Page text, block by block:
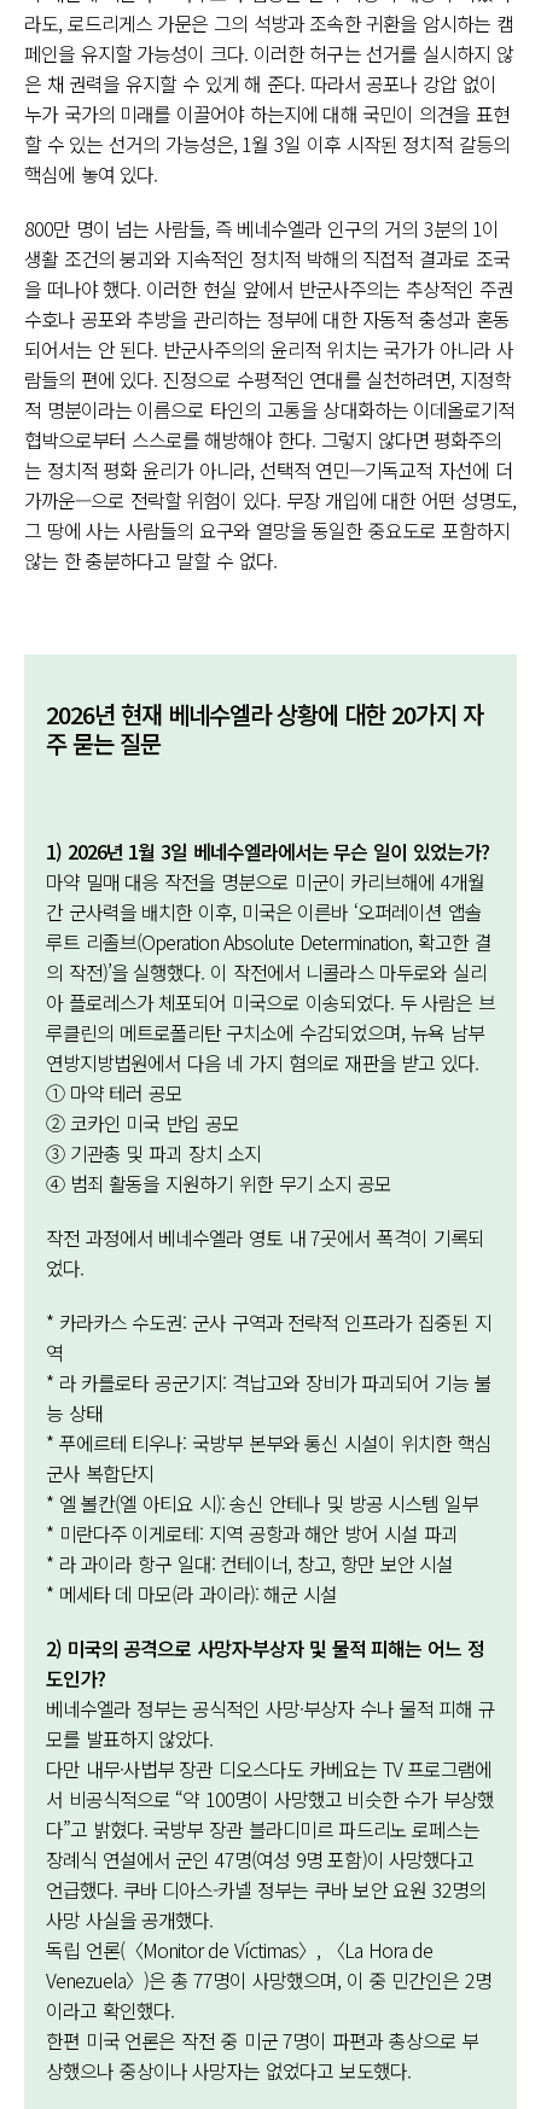
라도, 로드리게스 가문은 그의 석방과 조속한 귀환을 암시하는 캠
페인을 유지할 가능성이 크다. 이러한 허구는 선거를 실시하지 않
은 채 권력을 유지할 수 있게 해 준다. 따라서 공포나 강압 없이
누가 국가의 미래를 이끌어야 하는지에 대해 국민이 의견을 표현
할 수 있는 선거의 가능성은, 1월 3일 이후 시작된 정치적 갈등의
핵심에 놓여 있다.
800만 명이 넘는 사람들, 즉 베네수엘라 인구의 거의 3분의 1이
생활 조건의 붕괴와 지속적인 정치적 박해의 직접적 결과로 조국
을 떠나야 했다. 이러한 현실 앞에서 반군사주의는 추상적인 주권
수호나 공포와 추방을 관리하는 정부에 대한 자동적 충성과 혼동
되어서는 안 된다. 반군사주의의 윤리적 위치는 국가가 아니라 사
람들의 편에 있다. 진정으로 수평적인 연대를 실천하려면, 지정학
적 명분이라는 이름으로 타인의 고통을 상대화하는 이데올로기적
협박으로부터 스스로를 해방해야 한다. 그렇지 않다면 평화주의
는 정치적 평화 윤리가 아니라, 선택적 연민—기독교적 자선에 더
가까운—으로 전락할 위험이 있다. 무장 개입에 대한 어떤 성명도,
그 땅에 사는 사람들의 요구와 열망을 동일한 중요도로 포함하지
않는 한 충분하다고 말할 수 없다.
2026년 현재 베네수엘라 상황에 대한 20가지 자
주 묻는 질문
1) 2026년 1월 3일 베네수엘라에서는 무슨 일이 있었는가?
마약 밀매 대응 작전을 명분으로 미군이 카리브해에 4개월
간 군사력을 배치한 이후, 미국은 이른바 ‘오퍼레이션 앱솔
루트 리졸브(Operation Absolute Determination, 확고한 결
의 작전)’을 실행했다. 이 작전에서 니콜라스 마두로와 실리
아 플로레스가 체포되어 미국으로 이송되었다. 두 사람은 브
루클린의 메트로폴리탄 구치소에 수감되었으며, 뉴욕 남부
연방지방법원에서 다음 네 가지 혐의로 재판을 받고 있다.
① 마약 테러 공모
② 코카인 미국 반입 공모
③ 기관총 및 파괴 장치 소지
④ 범죄 활동을 지원하기 위한 무기 소지 공모
작전 과정에서 베네수엘라 영토 내 7곳에서 폭격이 기록되
었다.
* 카라카스 수도권: 군사 구역과 전략적 인프라가 집중된 지
역
* 라 카를로타 공군기지: 격납고와 장비가 파괴되어 기능 불
능 상태
* 푸에르테 티우나: 국방부 본부와 통신 시설이 위치한 핵심
군사 복합단지
* 엘 볼칸(엘 아티요 시): 송신 안테나 및 방공 시스템 일부
* 미란다주 이게로테: 지역 공항과 해안 방어 시설 파괴
* 라 과이라 항구 일대: 컨테이너, 창고, 항만 보안 시설
* 메세타 데 마모(라 과이라): 해군 시설
2) 미국의 공격으로 사망자·부상자 및 물적 피해는 어느 정
도인가?
베네수엘라 정부는 공식적인 사망·부상자 수나 물적 피해 규
모를 발표하지 않았다.
다만 내무·사법부 장관 디오스다도 카베요는 TV 프로그램에
서 비공식적으로 “약 100명이 사망했고 비슷한 수가 부상했
다”고 밝혔다. 국방부 장관 블라디미르 파드리노 로페스는
장례식 연설에서 군인 47명(여성 9명 포함)이 사망했다고
언급했다. 쿠바 디아스-카넬 정부는 쿠바 보안 요원 32명의
사망 사실을 공개했다.
독립 언론(〈Monitor de Víctimas〉, 〈La Hora de
Venezuela〉)은 총 77명이 사망했으며, 이 중 민간인은 2명
이라고 확인했다.
한편 미국 언론은 작전 중 미군 7명이 파편과 총상으로 부
상했으나 중상이나 사망자는 없었다고 보도했다.